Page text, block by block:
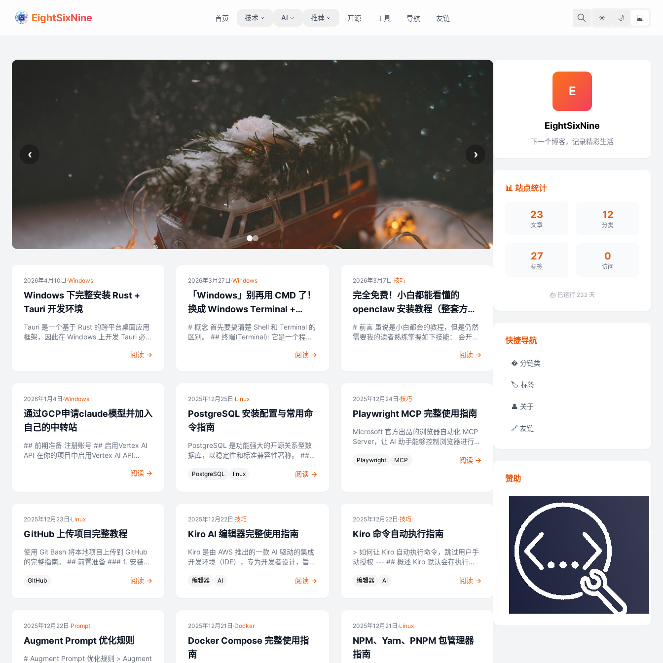
EightSixNine 首页 技术 AI 推荐 开源 工具 导航 友链 ☀️ 🌙 💻
‹ ›
2026年4月10日 ·Windows
Windows 下完整安装 Rust +
Tauri 开发环境
Tauri 是一个基于 Rust 的跨平台桌面应用
框架，因此在 Windows 上开发 Tauri 必须
赖。 以下是从零开始的完整安装流程。
阅读 →
2026年3月27日 ·Windows
「Windows」别再用 CMD 了！
换成 Windows Terminal +
Powershell 7!
# 概念 首先要搞清楚 Shell 和 Terminal 的
区别。 ## 终端(Terminal): 它是一个程序,
命令和看到结果 就像是一个与计算机对话
阅读 →
2026年3月7日 ·技巧
完全免费！小白都能看懂的
openclaw 安装教程（整套方案
日常运行，不花费任何费用）
# 前言 虽说是小白都会的教程，但是仍然
需要我的读者熟练掌握如下技能： 会开机
阅读 →
2026年1月4日 ·Windows
通过GCP申请claude模型并加入
自己的中转站
## 前期准备 注册账号 ## 启用Vertex AI
API 在你的项目中启用Vertex AI API
阅读 →
2025年12月25日 ·Linux
PostgreSQL 安装配置与常用命
令指南
PostgreSQL 是功能强大的开源关系型数
据库，以稳定性和标准兼容性著称。 ##
载安装程序：https://www.postgresql....
PostgreSQL linux 阅读 →
2025年12月24日 ·技巧
Playwright MCP 完整使用指南
Microsoft 官方出品的浏览器自动化 MCP
Server，让 AI 助手能够控制浏览器进行网
要求](#前置要求) - [安装方式](...
Playwright MCP 阅读 →
2025年12月23日 ·Linux
GitHub 上传项目完整教程
使用 Git Bash 将本地项目上传到 GitHub
的完整指南。 ## 前置准备 ### 1. 安装
GitHub 阅读 →
2025年12月22日 ·技巧
Kiro AI 编辑器完整使用指南
Kiro 是由 AWS 推出的一款 AI 驱动的集成
开发环境（IDE），专为开发者设计，旨在
--- ## 目录 1. [Kiro 简介](#kiro-简介)...
编辑器 AI 阅读 →
2025年12月22日 ·技巧
Kiro 命令自动执行指南
> 如何让 Kiro 自动执行命令，跳过用户手
动授权 --- ## 概述 Kiro 默认会在执行
的安全机制。但为了提升工作效率，Kiro
编辑器 AI 阅读 →
2025年12月22日 ·Prompt
Augment Prompt 优化规则
# Augment Prompt 优化规则 > Augment
2025年12月21日 ·Docker
Docker Compose 完整使用指
南
2025年12月21日 ·Linux
NPM、Yarn、PNPM 包管理器
指南
E
EightSixNine
下一个博客，记录精彩生活
📊 站点统计
23
文章
12
分类
27
标签
0
访问
🎂 已运行 232天
快捷导航
� 分链类
🏷️ 标签
👤 关于
🔗 友链
赞助